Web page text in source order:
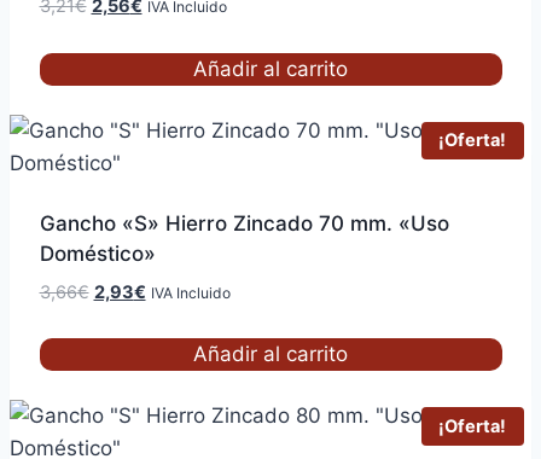
3,21€ El
era:
2,56€El
es:
IVA Incluido
Añadir al carrito
¡Oferta!
Gancho «S» Hierro Zincado 70 mm. «Uso
Doméstico»
3,66€ El
era:
3,66€.
2,93€El
es:
2,93€.
IVA Incluido
Añadir al carrito
¡Oferta!